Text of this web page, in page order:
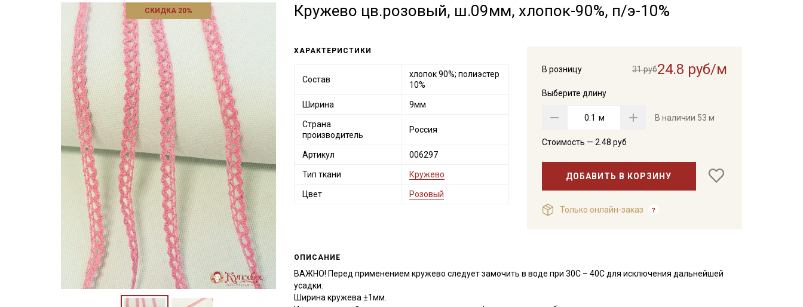
СКИДКА 20% Кружево цв.розовый, ш.09мм, хлопок-90%, п/э-10%
В розницу 31 руб24.8 руб/м
Выберите длину
м В наличии 53 м
Стоимость — 2.48 руб
ДОБАВИТЬ В КОРЗИНУ
Только онлайн-заказ
ХАРАКТЕРИСТИКИ
Состав
хлопок 90%; полиэстер
10%
Ширина 9мм
Страна
производитель
Россия
Артикул 006297
Тип ткани Кружево
Цвет Розовый
ОПИСАНИЕ
ВАЖНО! Перед применением кружево следует замочить в воде при 30С – 40С для исключения дальнейшей
усадки.
Ширина кружева ±1мм.